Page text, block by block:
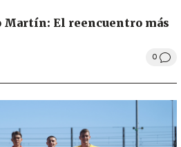
Martín: El reencuentro más
0